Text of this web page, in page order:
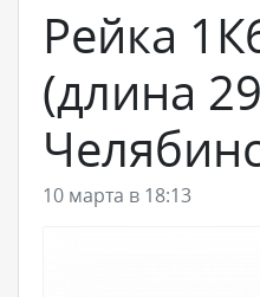
Рейка
(длина
10 марта в 18:13